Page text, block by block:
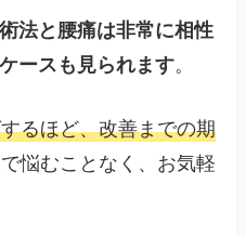
法と腰痛は非常に相性
ースも見られます。
るほど、改善までの期
悩むことなく、お気軽